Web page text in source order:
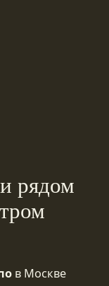
рядом
в Москве